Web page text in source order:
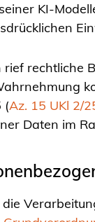
KI-
rief rechtliche
(Az. 15 UKl 2/
Daten im